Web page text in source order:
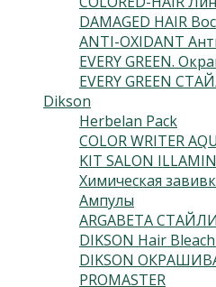
DAMAGED HAIR
ANTI-OXIDANT
EVERY GREEN.
EVERY GREEN
Dikson
Herbelan Pack
COLOR WRITER
KIT SALON
Химическая
Ампулы
ARGABETA
DIKSON Hair
DIKSON
PROMASTER